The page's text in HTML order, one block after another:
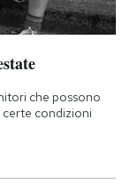
che possono
certe condizioni